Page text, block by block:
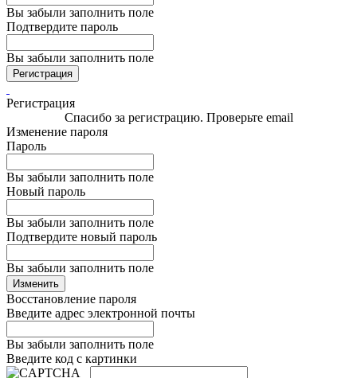
Вы забыли заполнить поле
Подтвердите пароль
Вы забыли заполнить поле
Регистрация
Регистрация
Спасибо за регистрацию. Проверьте email
Изменение пароля
Пароль
Вы забыли заполнить поле
Новый пароль
Вы забыли заполнить поле
Подтвердите новый пароль
Вы забыли заполнить поле
Изменить
Восстановление пароля
Введите адрес электронной почты
Вы забыли заполнить поле
Введите код с картинки